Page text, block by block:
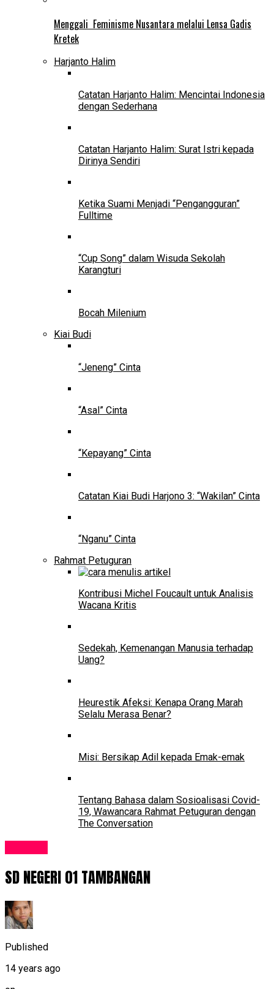
Menggali Feminisme Nusantara melalui Lensa Gadis
Kretek
Harjanto Halim
Catatan Harjanto Halim: Mencintai Indonesia
dengan Sederhana
Catatan Harjanto Halim: Surat Istri kepada
Dirinya Sendiri
Ketika Suami Menjadi “Pengangguran”
Fulltime
“Cup Song” dalam Wisuda Sekolah
Karangturi
Bocah Milenium
Kiai Budi
“Jeneng” Cinta
“Asal” Cinta
“Kepayang” Cinta
Catatan Kiai Budi Harjono 3: “Wakilan” Cinta
“Nganu” Cinta
Rahmat Petuguran
Kontribusi Michel Foucault untuk Analisis
Wacana Kritis
Sedekah, Kemenangan Manusia terhadap
Uang?
Heurestik Afeksi: Kenapa Orang Marah
Selalu Merasa Benar?
Misi: Bersikap Adil kepada Emak-emak
Tentang Bahasa dalam Sosioalisasi Covid-
19, Wawancara Rahmat Petuguran dengan
The Conversation
SD NEGERI 01 TAMBANGAN
Published
14 years ago